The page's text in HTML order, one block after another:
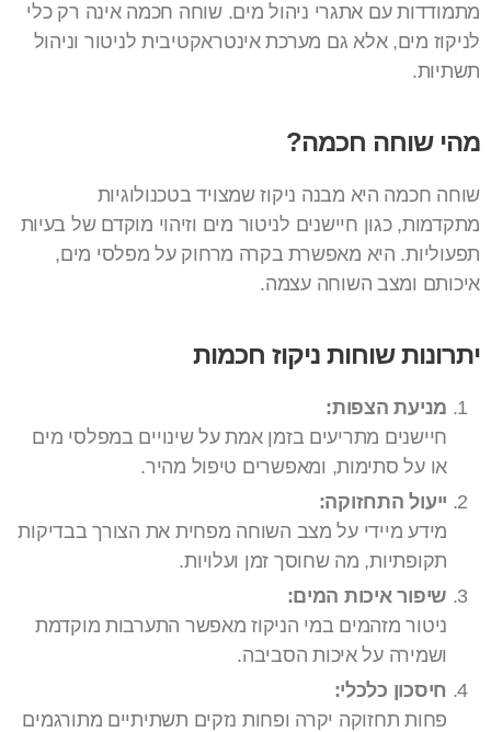
מתמודדות עם אתגרי ניהול מים. שוחה חכמה אינה רק כלי
לניקוז מים, אלא גם מערכת אינטראקטיבית לניטור וניהול
תשתיות.
מהי שוחה חכמה?
שוחה חכמה היא מבנה ניקוז שמצויד בטכנולוגיות
מתקדמות, כגון חיישנים לניטור מים וזיהוי מוקדם של בעיות
תפעוליות. היא מאפשרת בקרה מרחוק על מפלסי מים,
איכותם ומצב השוחה עצמה.
יתרונות שוחות ניקוז חכמות
מניעת הצפות:
חיישנים מתריעים בזמן אמת על שינויים במפלסי מים
או על סתימות, ומאפשרים טיפול מהיר.
ייעול התחזוקה:
מידע מיידי על מצב השוחה מפחית את הצורך בבדיקות
תקופתיות, מה שחוסך זמן ועלויות.
שיפור איכות המים:
ניטור מזהמים במי הניקוז מאפשר התערבות מוקדמת
ושמירה על איכות הסביבה.
חיסכון כלכלי:
פחות תחזוקה יקרה ופחות נזקים תשתיתיים מתורגמים